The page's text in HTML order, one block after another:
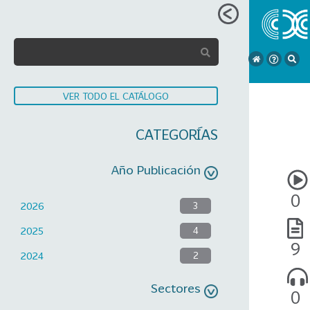
VER TODO EL CATÁLOGO
CATEGORÍAS
Año Publicación
2026 3
2025 4
2024 2
Sectores
0
9
0